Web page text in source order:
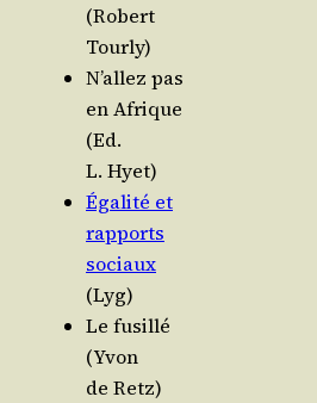
(Robert
Tourly)
N’al­lez pas
en Afrique
(Ed.
L. Hyet)
Éga­li­té et
rap­ports
sociaux
(Lyg)
Le fusillé
(Yvon
de Retz)